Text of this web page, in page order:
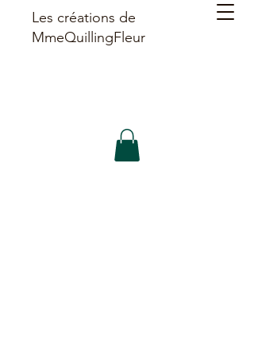
Les créations de
MmeQuillingFleur